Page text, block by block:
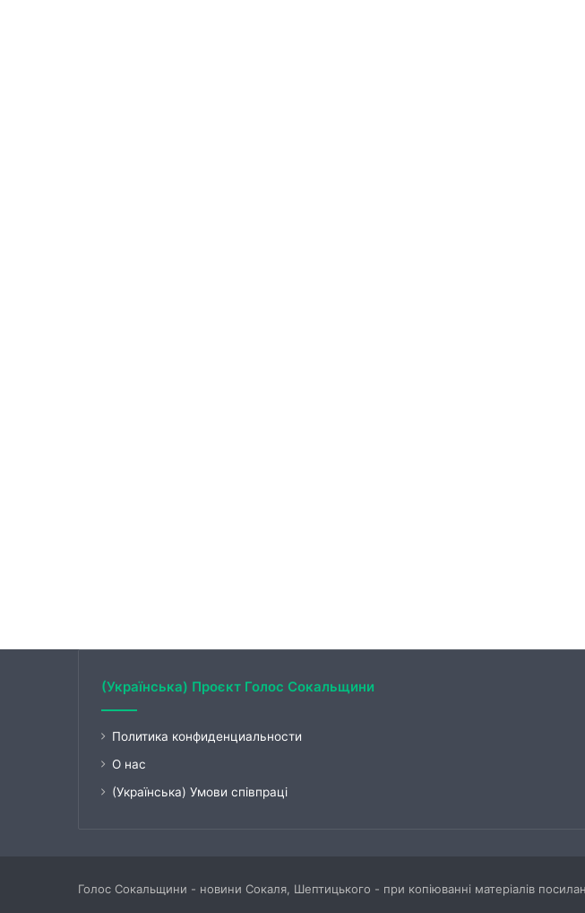
(Українська) Проєкт Голос Сокальщини
Политика конфиденциальности
О нас
(Українська) Умови співпраці
Голос Сокальщини - новини Сокаля, Шептицького - при копіюванні матеріалів